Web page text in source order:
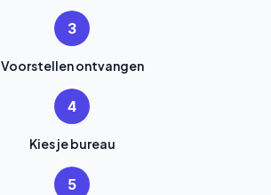
3
Voorstellen ontvangen
4
Kies je bureau
5